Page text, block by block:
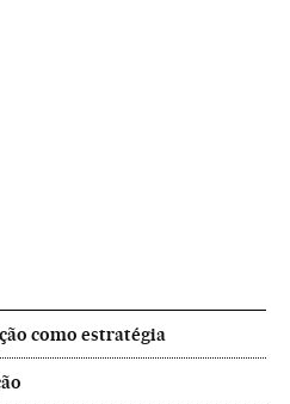
como estratégia